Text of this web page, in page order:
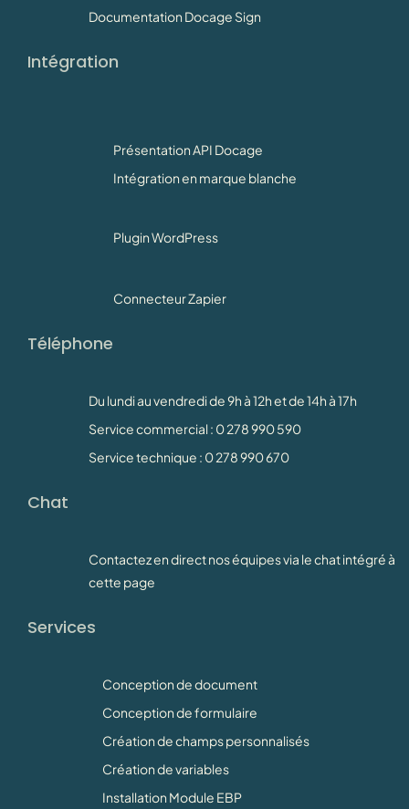
Documentation Docage Sign
Intégration
Présentation API Docage
Intégration en marque blanche
Plugin WordPress
Connecteur Zapier
Téléphone
Du lundi au vendredi de 9h à 12h et de 14h à 17h
Service commercial : 0 278 990 590
Service technique : 0 278 990 670
Chat
Contactez en direct nos équipes via le chat intégré à
cette page
Services
Conception de document
Conception de formulaire
Création de champs personnalisés
Création de variables
Installation Module EBP